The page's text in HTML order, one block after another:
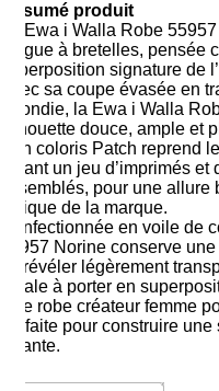
Résumé produit
La Ewa i Walla Robe
longue à bretelles, pensée
superposition signature de
Avec sa coupe évasée en
arrondie, la Ewa i Walla
silhouette douce, ample et
Son coloris Patch reprend
créant un jeu d’imprimés
assemblés, pour une
typique de la marque.
Confectionnée en voile de
55957 Norine conserve
se révéler légèrement
idéale à porter en
Une robe créateur femme
parfaite pour construire
vivante.